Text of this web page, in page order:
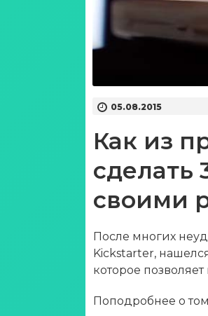
05.08.2015
Как из
сделать
своими
После многих
Kickstarter,
которое
Поподробнее о